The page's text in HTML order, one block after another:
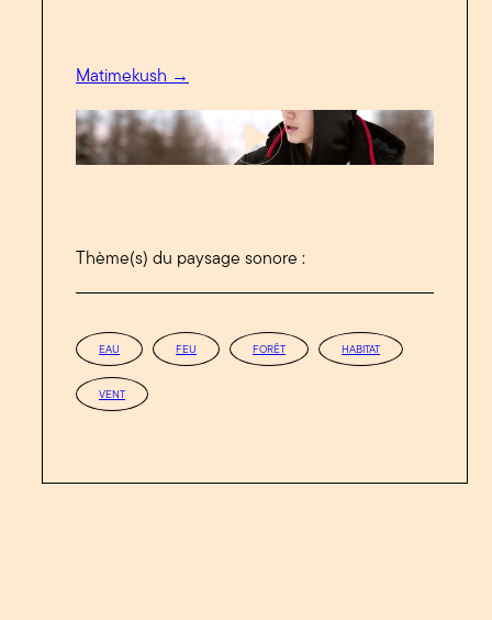
Matimekush →
Thème(s) du paysage sonore :
EAU FEU FORÊT HABITAT
VENT